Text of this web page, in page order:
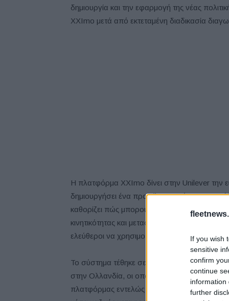
If you wish
sensitive
confirm
continue
information
further
δημιουργία και την εφαρμογή της νέας
XXImo μετά από εκτεταμένη διαδικασία
Η πλατφόρμα XXImo δίνει στην Unilever την
δημιουργήσει ένα προφίλ κινητικότητας
καθορίζει πώς μπορούν οι εργαζόμενοι να
κινητικότητας και μεταφορείς και σε ποιες
ελεύθεροι να χρησιμοποιούν και να
Το σύστημα τέθηκε σε ισχύ την 1η Νοεμβρίου
στην Ολλανδία, οι οποίοι μπορούν πλέον να
πλατφόρμας εντελώς ψηφιακά. Η κάρτα